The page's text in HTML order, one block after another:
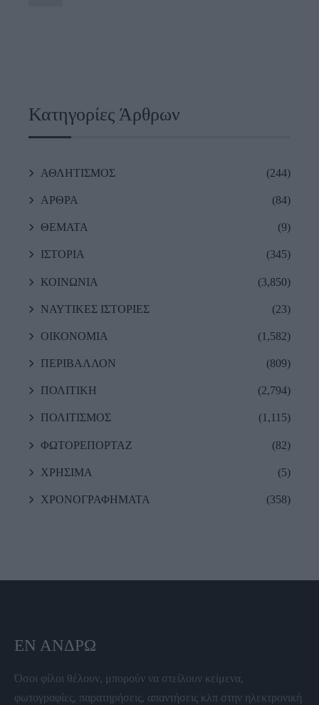
Κατηγορίες Άρθρων
ΑΘΛΗΤΙΣΜΟΣ (244)
ΑΡΘΡΑ (84)
ΘΕΜΑΤΑ (9)
ΙΣΤΟΡΙΑ (345)
ΚΟΙΝΩΝΙΑ (3,850)
ΝΑΥΤΙΚΕΣ ΙΣΤΟΡΙΕΣ (23)
ΟΙΚΟΝΟΜΙΑ (1,582)
ΠΕΡΙΒΑΛΛΟΝ (809)
ΠΟΛΙΤΙΚΗ (2,794)
ΠΟΛΙΤΙΣΜΟΣ (1,115)
ΦΩΤΟΡΕΠΟΡΤΑΖ (82)
ΧΡΗΣΙΜΑ (5)
ΧΡΟΝΟΓΡΑΦΗΜΑΤΑ (358)
ΕΝ ΆΝΔΡΩ
Όσοι φίλοι θέλουν, μπορούν να στείλουν κείμενα,
φωτογραφίες, παρατηρήσεις, απαντήσεις κλπ στην ηλεκτρονική